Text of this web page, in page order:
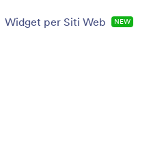
Widget per Siti Web NEW